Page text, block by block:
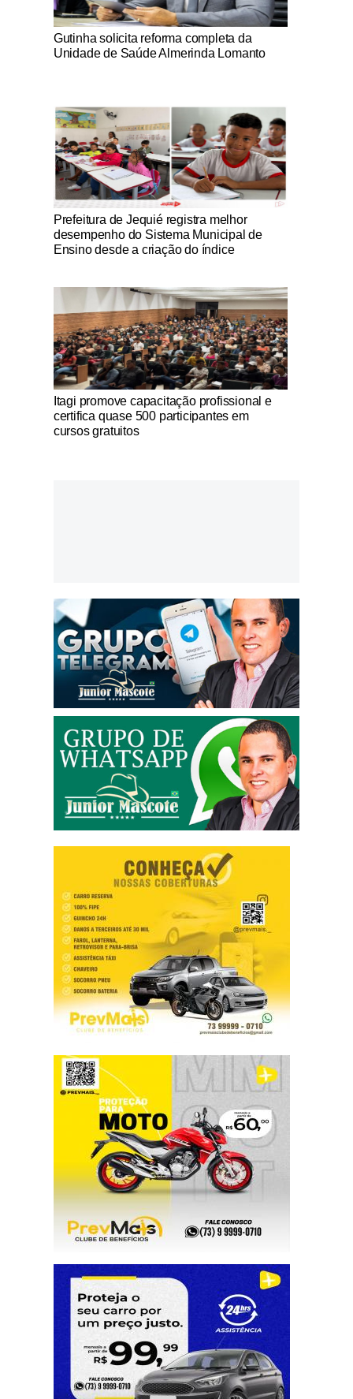
Notícias Católicas
Gutinha solicita reforma completa da
Unidade de Saúde Almerinda Lomanto
Notícias Católicas
Prefeitura de Jequié registra melhor
desempenho do Sistema Municipal de
Ensino desde a criação do índice
Notícias Católicas
Itagi promove capacitação profissional e
certifica quase 500 participantes em
cursos gratuitos